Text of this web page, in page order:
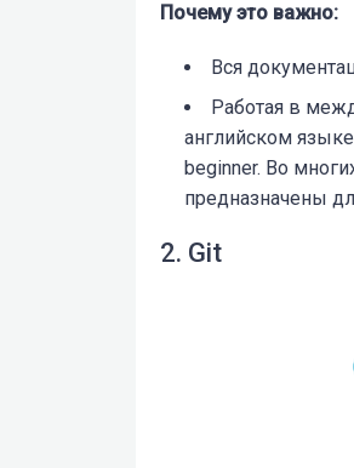
Почему это важно:
Вся
Работая в
английском
beginner. Во
предназначены
2. Git